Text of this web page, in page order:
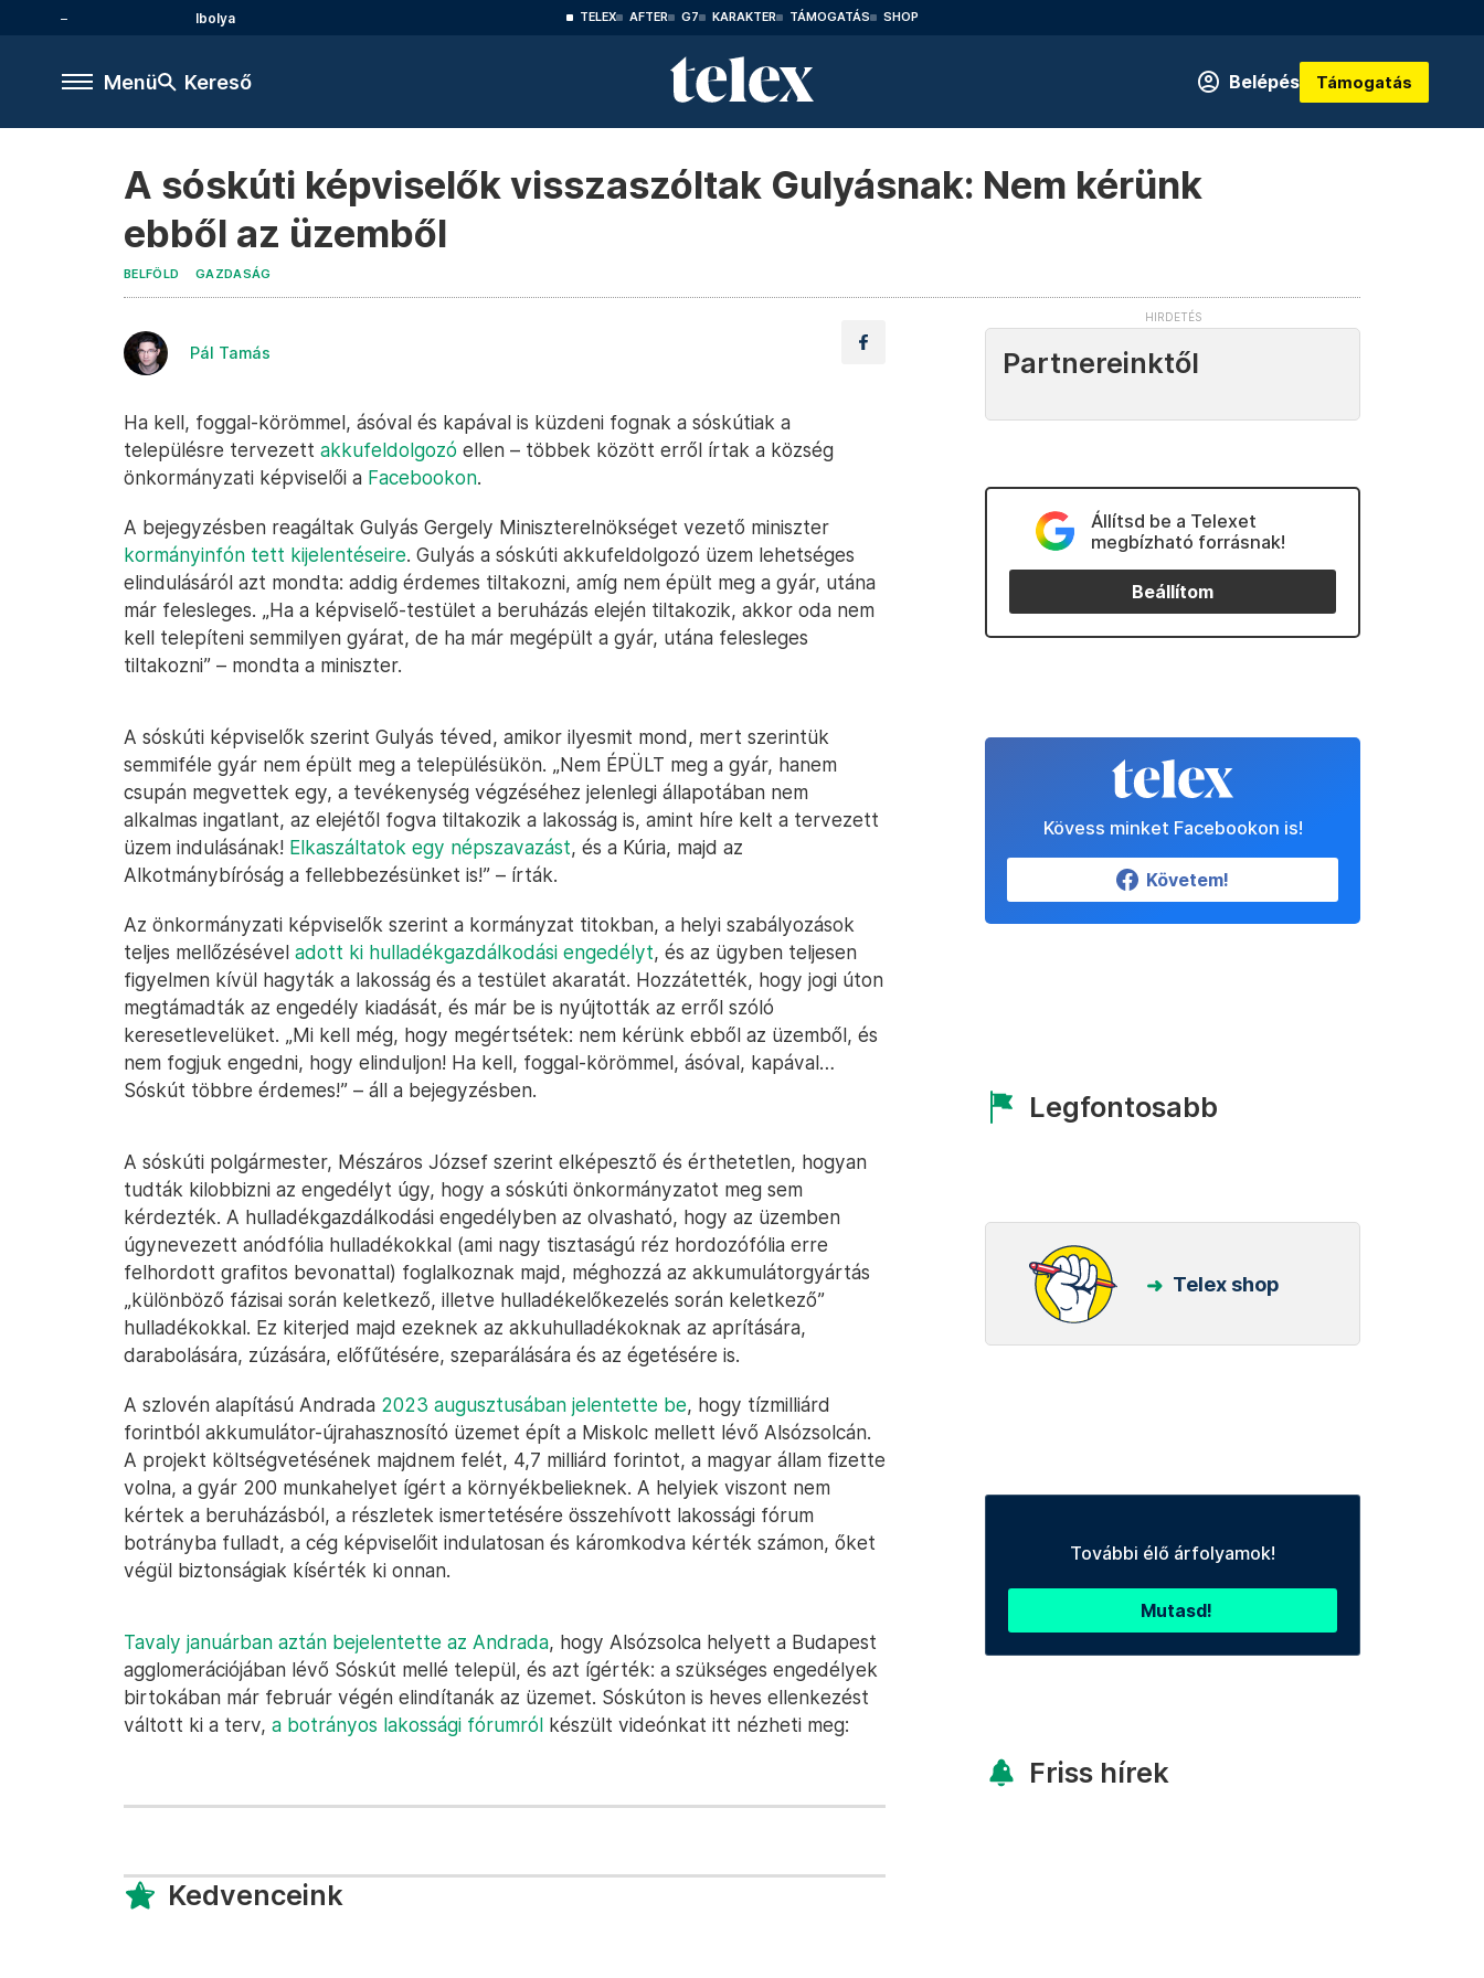
Ibolya TELEX AFTER G7 KARAKTER TÁMOGATÁS SHOP
Menü Kereső Belépés Támogatás
A sóskúti képviselők visszaszóltak Gulyásnak: Nem kérünk
ebből az üzemből
BELFÖLD GAZDASÁG
Pál Tamás
Ha kell, foggal-körömmel, ásóval és kapával is küzdeni fognak a sóskútiak a
településre tervezett akkufeldolgozó ellen – többek között erről írtak a község
önkormányzati képviselői a Facebookon.
A bejegyzésben reagáltak Gulyás Gergely Miniszterelnökséget vezető miniszter
kormányinfón tett kijelentéseire. Gulyás a sóskúti akkufeldolgozó üzem lehetséges
elindulásáról azt mondta: addig érdemes tiltakozni, amíg nem épült meg a gyár, utána
már felesleges. „Ha a képviselő-testület a beruházás elején tiltakozik, akkor oda nem
kell telepíteni semmilyen gyárat, de ha már megépült a gyár, utána felesleges
tiltakozni” – mondta a miniszter.
A sóskúti képviselők szerint Gulyás téved, amikor ilyesmit mond, mert szerintük
semmiféle gyár nem épült meg a településükön. „Nem ÉPÜLT meg a gyár, hanem
csupán megvettek egy, a tevékenység végzéséhez jelenlegi állapotában nem
alkalmas ingatlant, az elejétől fogva tiltakozik a lakosság is, amint híre kelt a tervezett
üzem indulásának! Elkaszáltatok egy népszavazást, és a Kúria, majd az
Alkotmánybíróság a fellebbezésünket is!” – írták.
Az önkormányzati képviselők szerint a kormányzat titokban, a helyi szabályozások
teljes mellőzésével adott ki hulladékgazdálkodási engedélyt, és az ügyben teljesen
figyelmen kívül hagyták a lakosság és a testület akaratát. Hozzátették, hogy jogi úton
megtámadták az engedély kiadását, és már be is nyújtották az erről szóló
keresetlevelüket. „Mi kell még, hogy megértsétek: nem kérünk ebből az üzemből, és
nem fogjuk engedni, hogy elinduljon! Ha kell, foggal-körömmel, ásóval, kapával…
Sóskút többre érdemes!” – áll a bejegyzésben.
A sóskúti polgármester, Mészáros József szerint elképesztő és érthetetlen, hogyan
tudták kilobbizni az engedélyt úgy, hogy a sóskúti önkormányzatot meg sem
kérdezték. A hulladékgazdálkodási engedélyben az olvasható, hogy az üzemben
úgynevezett anódfólia hulladékokkal (ami nagy tisztaságú réz hordozófólia erre
felhordott grafitos bevonattal) foglalkoznak majd, méghozzá az akkumulátorgyártás
„különböző fázisai során keletkező, illetve hulladékelőkezelés során keletkező”
hulladékokkal. Ez kiterjed majd ezeknek az akkuhulladékoknak az aprítására,
darabolására, zúzására, előfűtésére, szeparálására és az égetésére is.
A szlovén alapítású Andrada 2023 augusztusában jelentette be, hogy tízmilliárd
forintból akkumulátor-újrahasznosító üzemet épít a Miskolc mellett lévő Alsózsolcán.
A projekt költségvetésének majdnem felét, 4,7 milliárd forintot, a magyar állam fizette
volna, a gyár 200 munkahelyet ígért a környékbelieknek. A helyiek viszont nem
kértek a beruházásból, a részletek ismertetésére összehívott lakossági fórum
botrányba fulladt, a cég képviselőit indulatosan és káromkodva kérték számon, őket
végül biztonságiak kísérték ki onnan.
Tavaly januárban aztán bejelentette az Andrada, hogy Alsózsolca helyett a Budapest
agglomerációjában lévő Sóskút mellé települ, és azt ígérték: a szükséges engedélyek
birtokában már február végén elindítanák az üzemet. Sóskúton is heves ellenkezést
váltott ki a terv, a botrányos lakossági fórumról készült videónkat itt nézheti meg:
Kedvenceink
Partnereinktől
Állítsd be a Telexet
megbízható forrásnak!
Beállítom
Kövess minket Facebookon is!
Követem!
Legfontosabb
Telex shop
További élő árfolyamok!
Mutasd!
Friss hírek